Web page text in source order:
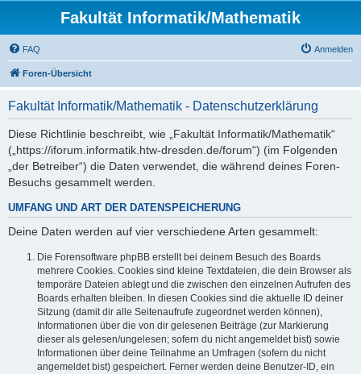
Fakultät Informatik/Mathematik
FAQ Anmelden
Foren-Übersicht
Fakultät Informatik/Mathematik - Datenschutzerklärung
Diese Richtlinie beschreibt, wie „Fakultät Informatik/Mathematik“
(„https://iforum.informatik.htw-dresden.de/forum“) (im Folgenden
„der Betreiber“) die Daten verwendet, die während deines Foren-
Besuchs gesammelt werden.
UMFANG UND ART DER DATENSPEICHERUNG
Deine Daten werden auf vier verschiedene Arten gesammelt:
Die Forensoftware phpBB erstellt bei deinem Besuch des Boards
mehrere Cookies. Cookies sind kleine Textdateien, die dein Browser als
temporäre Dateien ablegt und die zwischen den einzelnen Aufrufen des
Boards erhalten bleiben. In diesen Cookies sind die aktuelle ID deiner
Sitzung (damit dir alle Seitenaufrufe zugeordnet werden können),
Informationen über die von dir gelesenen Beiträge (zur Markierung
dieser als gelesen/ungelesen; sofern du nicht angemeldet bist) sowie
Informationen über deine Teilnahme an Umfragen (sofern du nicht
angemeldet bist) gespeichert. Ferner werden deine Benutzer-ID, ein